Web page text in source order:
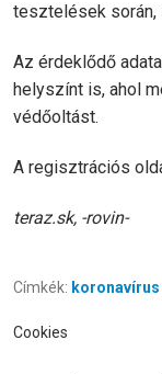
tesztelések során,
Az érdeklődő
helyszínt is, ahol
védőoltást.
A regisztrációs
teraz.sk, -rovin-
Címkék:
Cookies